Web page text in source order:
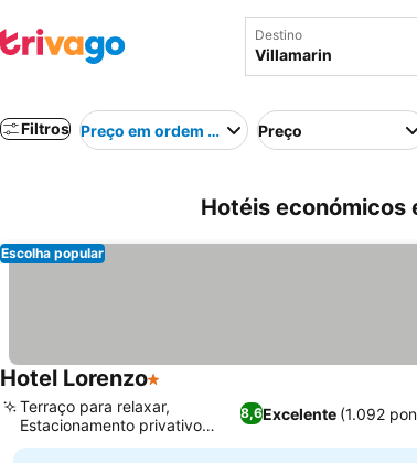
Destino
Filtros Preço em ordem crescentePreço
Hotéis económicos
Escolha popular
Hotel Lorenzo1 Estrelas
8,6Excelente (1.092
Terraço para relaxar,
Estacionamento privativo
disponível